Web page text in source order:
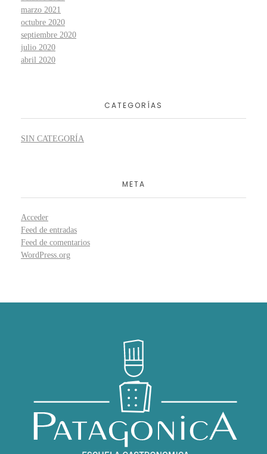
marzo 2021
octubre 2020
septiembre 2020
julio 2020
abril 2020
CATEGORÍAS
SIN CATEGORÍA
META
Acceder
Feed de entradas
Feed de comentarios
WordPress.org